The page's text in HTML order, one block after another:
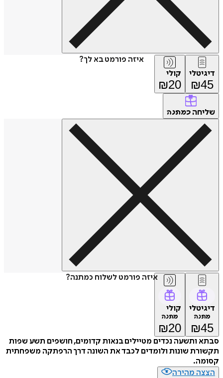
איזה פורמט בא לך?
דיגיטלי
₪45
קולי
₪20
שליחה כמתנה
איזה פורמט לשלוח כמתנה?
דיגיטלי
מתנה
₪45
קולי
מתנה
₪20
סבתא ותשעה נכדים מטיילים בנאות קדומים, חושפים תשע שפות
תקשורת שונות ולומדים לכבד את השונה דרך הרפתקה משפחתית
קסומה.
הצצה מהירה